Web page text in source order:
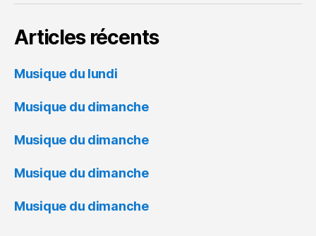
Articles récents
Musique du lundi
Musique du dimanche
Musique du dimanche
Musique du dimanche
Musique du dimanche